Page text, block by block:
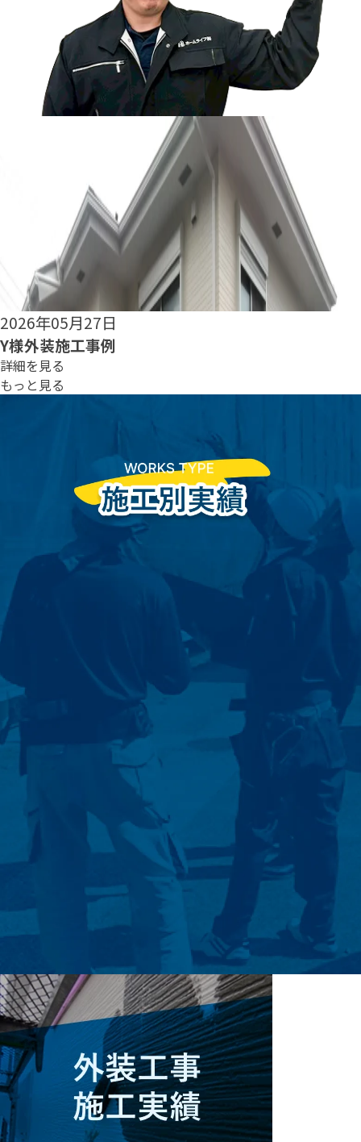
2026年05月25日
S様外装施工事例
詳細を見る
もっと見る